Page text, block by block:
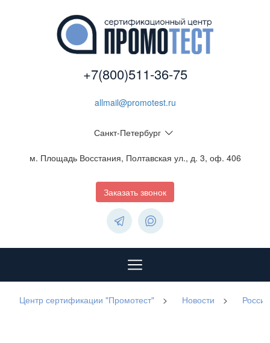
+7(800)511-36-75
allmail@promotest.ru
Санкт-Петербург
м. Площадь Восстания, Полтавская ул., д. 3, оф. 406
Заказать звонок
Центр сертификации "Промотест" > Новости >